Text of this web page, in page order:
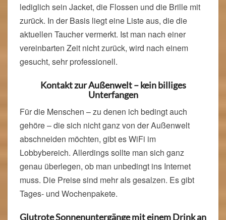
lediglich sein Jacket, die Flossen und die Brille mit
zurück. In der Basis liegt eine Liste aus, die die
aktuellen Taucher vermerkt. Ist man nach einer
vereinbarten Zeit nicht zurück, wird nach einem
gesucht, sehr professionell.
Kontakt zur Außenwelt – kein billiges
Unterfangen
Für die Menschen – zu denen ich bedingt auch
gehöre – die sich nicht ganz von der Außenwelt
abschneiden möchten, gibt es WiFi im
Lobbybereich. Allerdings sollte man sich ganz
genau überlegen, ob man unbedingt ins Internet
muss. Die Preise sind mehr als gesalzen. Es gibt
Tages- und Wochenpakete.
Glutrote Sonnenuntergänge mit einem Drink an